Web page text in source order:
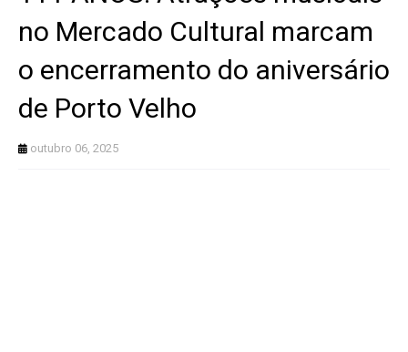
no Mercado Cultural marcam
o encerramento do aniversário
de Porto Velho
outubro 06, 2025